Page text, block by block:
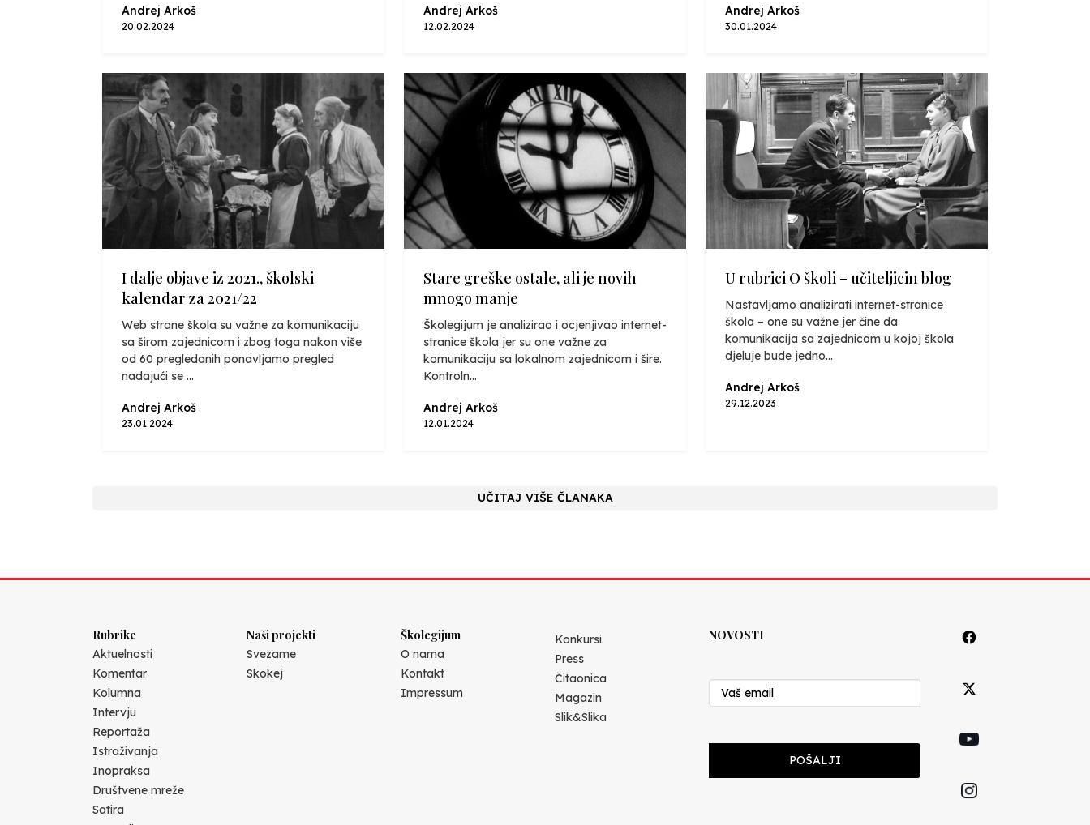
Andrej Arkoš
20.02.2024
Andrej Arkoš
12.02.2024
Andrej Arkoš
30.01.2024
I dalje objave iz 2021., školski
kalendar za 2021/22
Web strane škola su važne za komunikaciju
sa širom zajednicom i zbog toga nakon više
od 60 pregledanih ponavljamo pregled
nadajući se ...
Andrej Arkoš
23.01.2024
Stare greške ostale, ali je novih
mnogo manje
Školegijum je analizirao i ocjenjivao internet-
stranice škola jer su one važne za
komunikaciju sa lokalnom zajednicom i šire.
Kontroln...
Andrej Arkoš
12.01.2024
U rubrici O školi – učiteljicin blog
Nastavljamo analizirati internet-stranice
škola – one su važne jer čine da
komunikacija sa zajednicom u kojoj škola
djeluje bude jedno...
Andrej Arkoš
29.12.2023
UČITAJ VIŠE ČLANAKA
Rubrike
Aktuelnosti
Komentar
Kolumna
Intervju
Reportaža
Istraživanja
Inopraksa
Društvene mreže
Satira
Naši projekti
Svezame
Skokej
Školegijum
O nama
Kontakt
Impressum
Konkursi
Press
Čitaonica
Magazin
Slik&Slika
NOVOSTI
POŠALJI